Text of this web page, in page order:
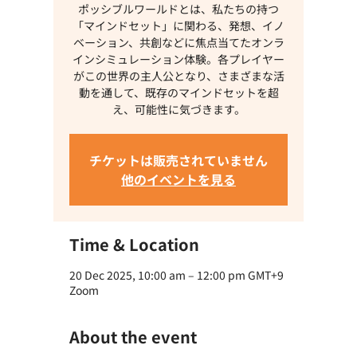
ポッシブルワールドとは、私たちの持つ
「マインドセット」に関わる、発想、イノ
ベーション、共創などに焦点当てたオンラ
インシミュレーション体験。各プレイヤー
がこの世界の主人公となり、さまざまな活
動を通して、既存のマインドセットを超
え、可能性に気づきます。
チケットは販売されていません
他のイベントを見る
Time & Location
20 Dec 2025, 10:00 am – 12:00 pm GMT+9
Zoom
About the event